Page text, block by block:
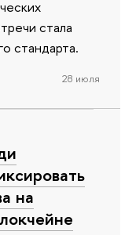
стала
стандарта.
28 июля
на